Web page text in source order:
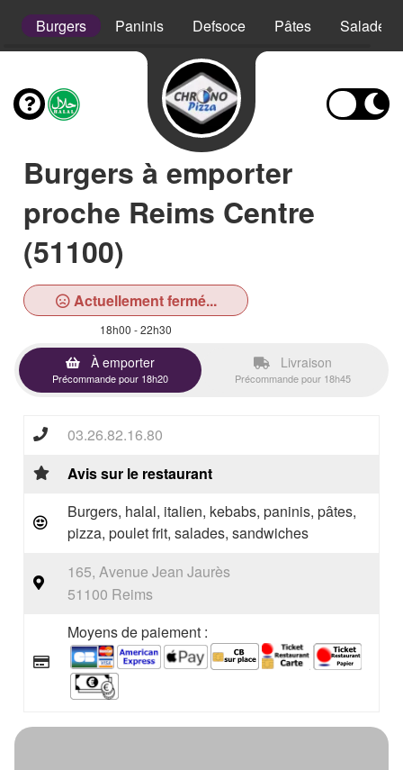
Burgers Paninis Defsoce Pâtes Salades
Burgers à emporter
proche Reims Centre
(51100)
Actuellement fermé...
18h00 - 22h30
À emporter
Précommande pour 18h20
Livraison
Précommande pour 18h45
03.26.82.16.80
Avis sur le restaurant
Burgers, halal, italien, kebabs, paninis, pâtes,
pizza, poulet frit, salades, sandwiches
165, Avenue Jean Jaurès
51100 Reims
Moyens de paiement :